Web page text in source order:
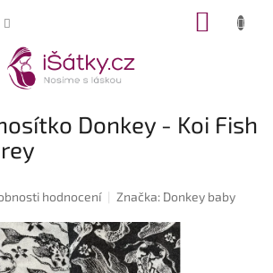
Donkey - Koi Fish
hodnocení Značka: Donkey baby